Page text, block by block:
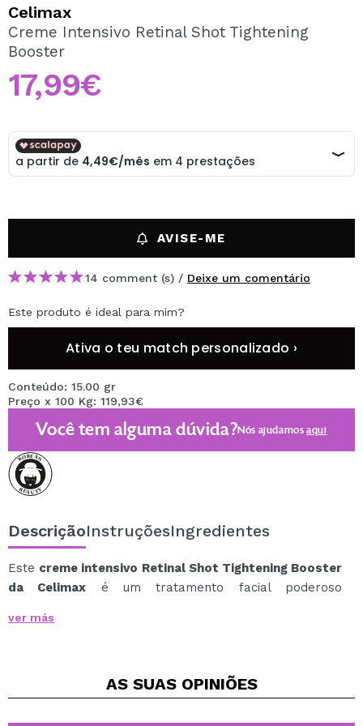
Ao criar uma conta no Maquibeauty.pt pode fazer as suas
compras rapidamente, verificar o estado das suas
Celimax
Creme Intensivo Retinal Shot Tightening
Booster
17,99€
AVISE-ME
14 comment (s) / Deixe um comentário
Este produto é ideal para mim?
Ativa o teu match personalizado ›
Conteúdo: 15.00 gr
Preço x 100 Kg: 119,93€
Você tem alguma dúvida?Nós ajudamosaqui
DescriçãoInstruçõesIngredientes
Este creme intensivo Retinal Shot Tightening Booster
da Celimax é um tratamento facial poderoso
revitalizar a pele com resultados visíveis. Ideal para
Firma e redefine o contorno facial.
ver más
AS SUAS OPINIÕES